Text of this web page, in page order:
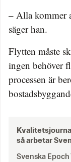
– Alla kommer
säger han.
Flytten måste
ingen behöver
processen är
så arbetar
Svenska